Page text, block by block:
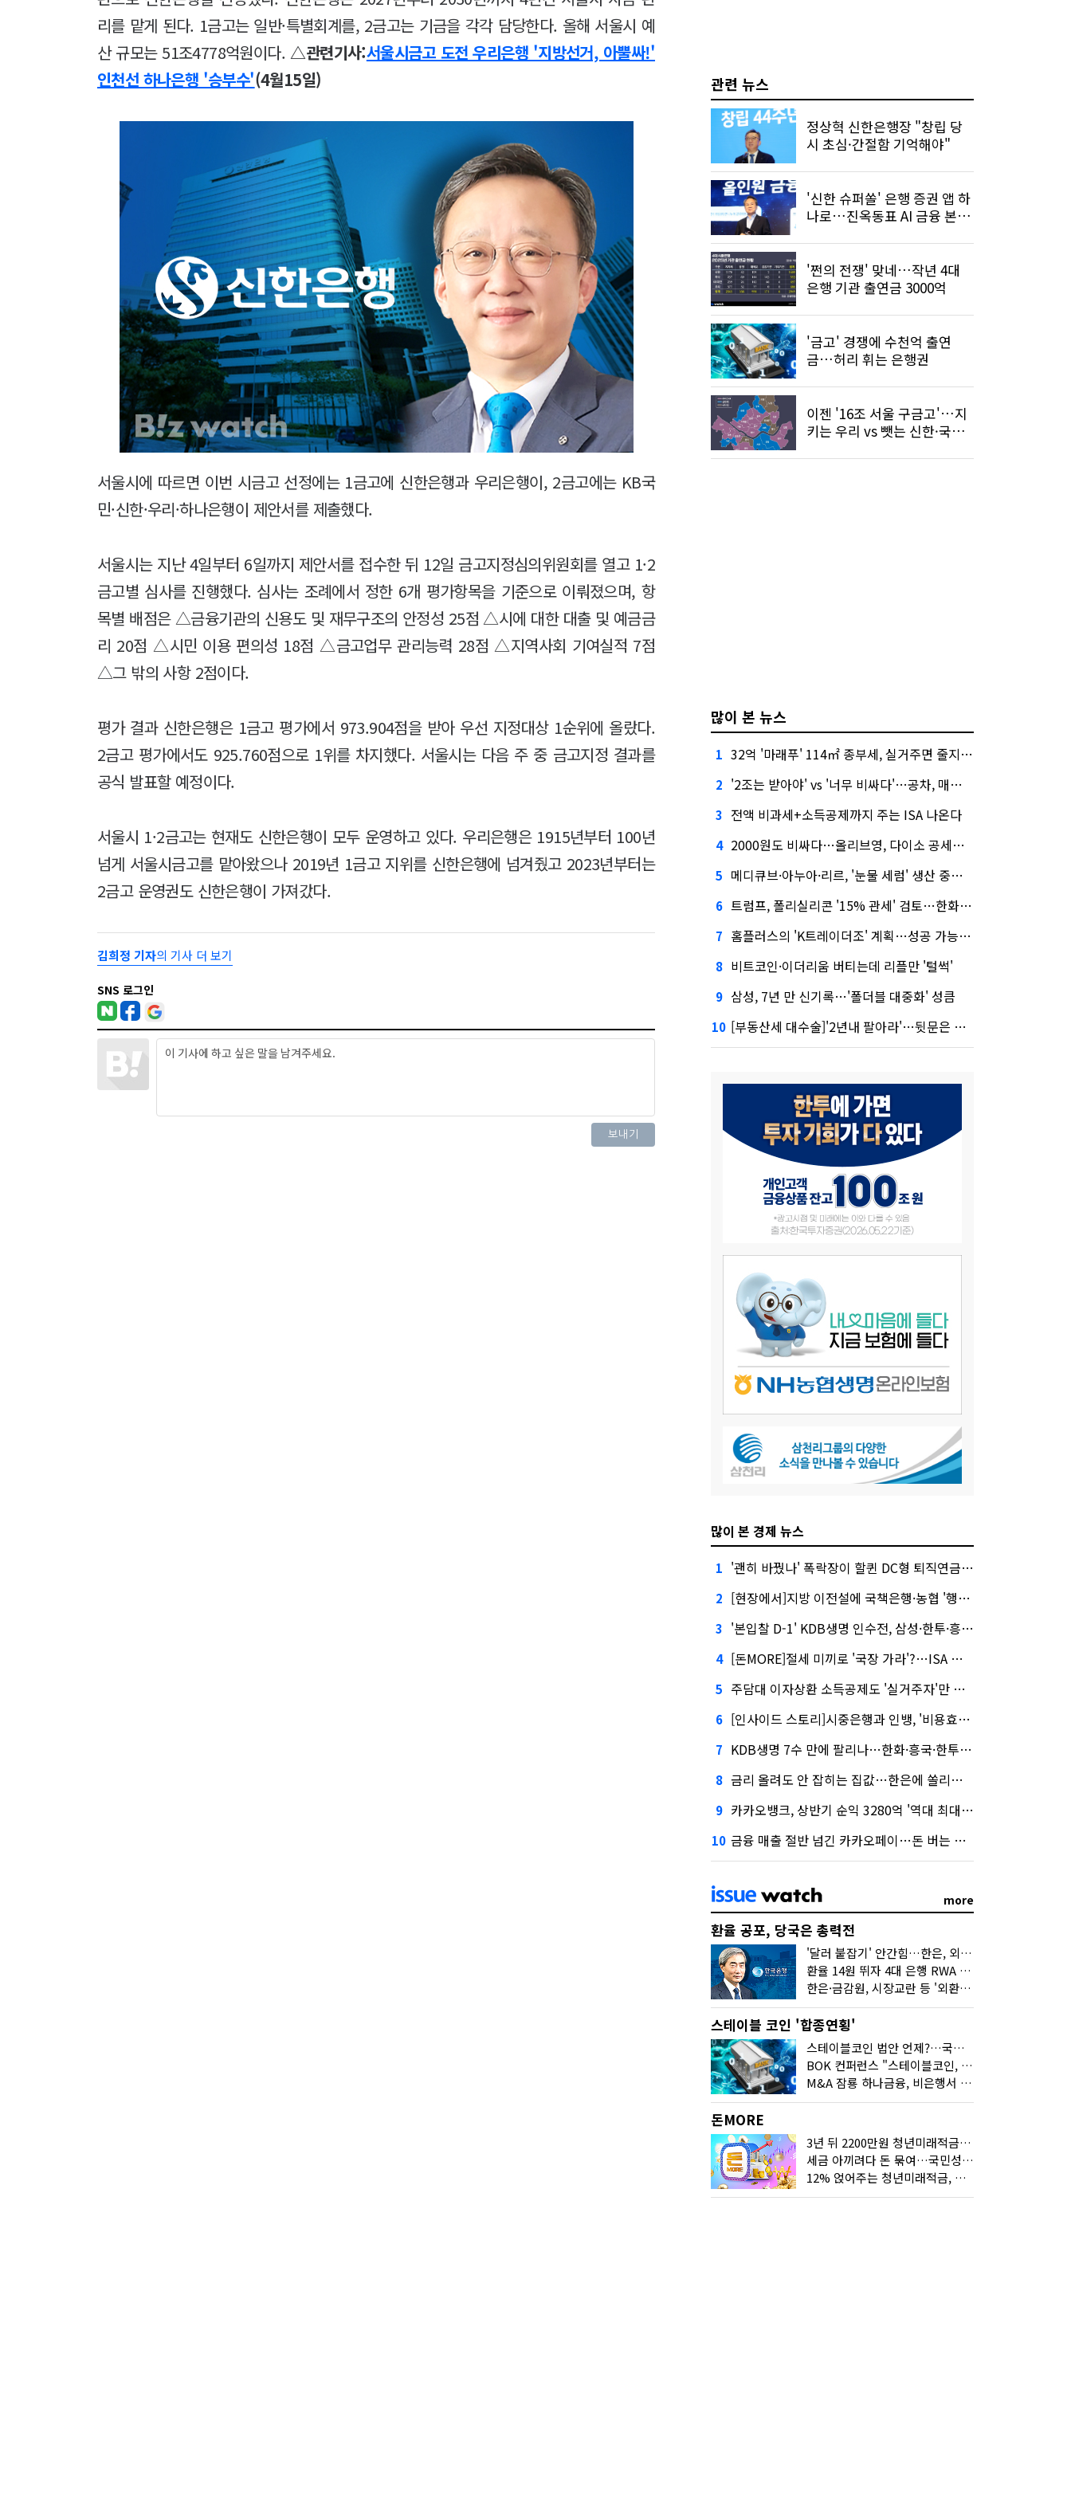
리를 맡게 된다. 1금고는 일반·특별회계를, 2금고는 기금을 각각 담당한다. 올해 서울시 예
산 규모는 51조4778억원이다. △관련기사:서울시금고 도전 우리은행 '지방선거, 아뿔싸!'
인천선 하나은행 '승부수'(4월15일)
서울시에 따르면 이번 시금고 선정에는 1금고에 신한은행과 우리은행이, 2금고에는 KB국
민·신한·우리·하나은행이 제안서를 제출했다.
서울시는 지난 4일부터 6일까지 제안서를 접수한 뒤 12일 금고지정심의위원회를 열고 1·2
금고별 심사를 진행했다. 심사는 조례에서 정한 6개 평가항목을 기준으로 이뤄졌으며, 항
목별 배점은 △금융기관의 신용도 및 재무구조의 안정성 25점 △시에 대한 대출 및 예금금
리 20점 △시민 이용 편의성 18점 △금고업무 관리능력 28점 △지역사회 기여실적 7점
△그 밖의 사항 2점이다.
평가 결과 신한은행은 1금고 평가에서 973.904점을 받아 우선 지정대상 1순위에 올랐다.
2금고 평가에서도 925.760점으로 1위를 차지했다. 서울시는 다음 주 중 금고지정 결과를
공식 발표할 예정이다.
서울시 1·2금고는 현재도 신한은행이 모두 운영하고 있다. 우리은행은 1915년부터 100년
넘게 서울시금고를 맡아왔으나 2019년 1금고 지위를 신한은행에 넘겨줬고 2023년부터는
2금고 운영권도 신한은행이 가져갔다.
김희정 기자의 기사 더 보기
SNS 로그인
관련 뉴스
정상혁 신한은행장 "창립 당
시 초심·간절함 기억해야"
'신한 슈퍼쏠' 은행 증권 앱 하
나로…진옥동표 AI 금융 본격
'쩐의 전쟁' 맞네…작년 4대
은행 기관 출연금 3000억
'금고' 경쟁에 수천억 출연
금…허리 휘는 은행권
이젠 '16조 서울 구금고'…지
키는 우리 vs 뺏는 신한·국민
많이 본 뉴스
1 32억 '마래푸' 114㎡ 종부세, 실거주면 줄지만 안 살면 2.5배
2 '2조는 받아야' vs '너무 비싸다'…공차, 매각 성공할까
3 전액 비과세+소득공제까지 주는 ISA 나온다
4 2000원도 비싸다…올리브영, 다이소 공세에 '가성비'로 맞불
5 메디큐브·아누아·리르, '눈물 세럼' 생산 중단한다
6 트럼프, 폴리실리콘 '15% 관세' 검토…한화큐셀·OCI 영향은?
7 홈플러스의 'K트레이더조' 계획…성공 가능성은 '글쎄'
8 비트코인·이더리움 버티는데 리플만 '털썩'
9 삼성, 7년 만 신기록…'폴더블 대중화' 성큼
10 [부동산세 대수술]'2년내 팔아라'…뒷문은 열었다
많이 본 경제 뉴스
1 '괜히 바꿨나' 폭락장이 할퀸 DC형 퇴직연금…전문가 조언은
2 [현장에서]지방 이전설에 국책은행·농협 '행동파'…금감원 '신중모드'
3 '본입찰 D-1' KDB생명 인수전, 삼성·한투·흥국 셈법은?
4 [돈MORE]절세 미끼로 '국장 가라'?…ISA 개편 후폭풍
5 주담대 이자상환 소득공제도 '실거주자'만 가능
6 [인사이드 스토리]시중은행과 인뱅, '비용효율성' 다른 잣대 왜?
7 KDB생명 7수 만에 팔리나…한화·흥국·한투 3파전
8 금리 올려도 안 잡히는 집값…한은에 쏠리는 눈
9 카카오뱅크, 상반기 순익 3280억 '역대 최대'…"캐피탈, 자산 1조원 이상"
10 금융 매출 절반 넘긴 카카오페이…돈 버는 구조 달라졌다
more
환율 공포, 당국은 총력전
'달러 붙잡기' 안간힘…한은, 외화 초과지준에 이자 6개월 더
환율 14원 뛰자 4대 은행 RWA 6조 '눈덩이'…2배 뛴 2분기는?
한은·금감원, 시장교란 등 '외환공동검사'…환율 급등 전방위 대응
스테이블 코인 '합종연횡'
스테이블코인 법안 언제?…국회에 쏠린 시선
BOK 컨퍼런스 "스테이블코인, 결제 넘어 보험 대출 등 금융 연결 도구"
M&A 잠룡 하나금융, 비은행서 '두나무'로 눈돌린 이유는
돈MORE
3년 뒤 2200만원 청년미래적금, 최고 금리 받으려면?
세금 아끼려다 돈 묶여…국민성장펀드 누가 가입하면 좋을까
12% 얹어주는 청년미래적금, 갈아타기 거절 될수 있어요